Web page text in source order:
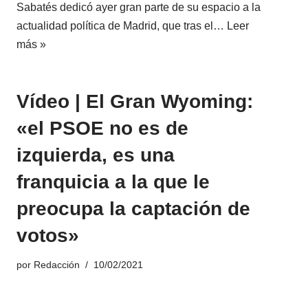
Sabatés dedicó ayer gran parte de su espacio a la
actualidad política de Madrid, que tras el… Leer
más »
Vídeo | El Gran Wyoming:
«el PSOE no es de
izquierda, es una
franquicia a la que le
preocupa la captación de
votos»
por Redacción 10/02/2021